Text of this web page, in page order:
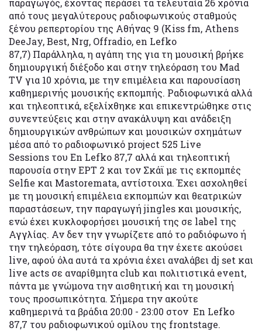
παραγωγός, έχοντας περάσει τα τελευταία 26 χρόνια
από τους μεγαλύτερους ραδιοφωνικούς σταθμούς
ξένου ρεπερτορίου της Αθήνας 9 (Kiss fm, Athens
DeeJay, Best, Nrg, Offradio, en Lefko
87,7) Παράλληλα, η αγάπη της για τη μουσική βρήκε
δημιουργική διέξοδο και στην τηλεόραση του Mad
TV για 10 χρόνια, με την επιμέλεια και παρουσίαση
καθημερινής μουσικής εκπομπής. Ραδιοφωνικά αλλά
και τηλεοπτικά, εξελίχθηκε και επικεντρώθηκε στις
συνεντεύξεις και στην ανακάλυψη και ανάδειξη
δημιουργικών ανθρώπων και μουσικών σχημάτων
μέσα από το ραδιοφωνικό project 525 Live
Sessions του En Lefko 87,7 αλλά και τηλεοπτική
παρουσία στην ΕΡΤ 2 και τον Σκάϊ με τις εκπομπές
Selfie και Mastoremata, αντίστοιχα. Έχει ασχοληθεί
με τη μουσική επιμέλεια εκπομπών και θεατρικών
παραστάσεων, την παραγωγή jingles και μουσικής,
ενώ έχει κυκλοφορήσει μουσική της σε label της
Αγγλίας. Αν δεν την γνωρίζετε από το ραδιόφωνο ή
την τηλεόραση, τότε σίγουρα θα την έχετε ακούσει
live, αφού όλα αυτά τα χρόνια έχει αναλάβει dj set και
live acts σε αναρίθμητα club και πολιτιστικά event,
πάντα με γνώμονα την αισθητική και τη μουσική
τους προσωπικότητα. Σήμερα την ακούτε
καθημερινά τα βράδια 20:00 - 23:00 στον En Lefko
87,7 του ραδιοφωνικού ομίλου της frontstage.